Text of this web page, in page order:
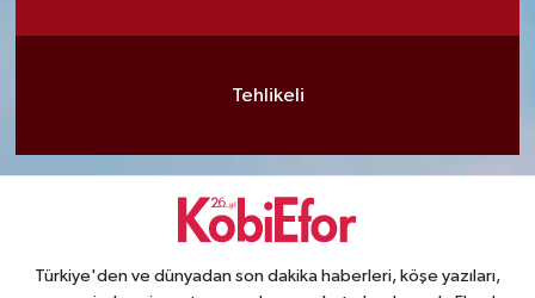
Tehlikeli
Türkiye'den ve dünyadan son dakika haberleri, köşe yazıları,